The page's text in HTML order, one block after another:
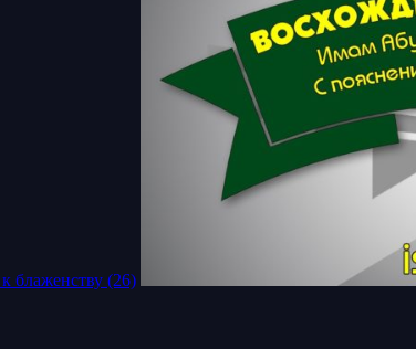
блаженству (26)